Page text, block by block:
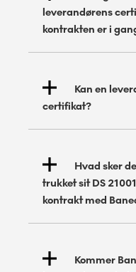
leverandørens
kontrakten er i
Kan en
certifikat?
Hvad sker
trukket sit DS
kontrakt med
Kommer